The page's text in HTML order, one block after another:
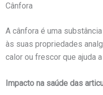
Cânfora
A cânfora é uma
às suas propriedades
calor ou frescor que ajuda
Impacto na saúde das